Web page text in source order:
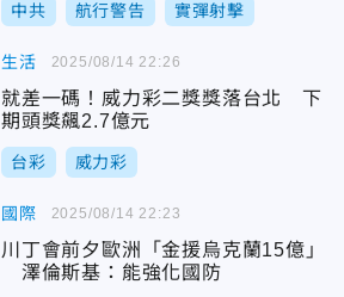
中共 航行警告 實彈射擊
生活
就差一碼！威力彩二獎獎落台北 下
期頭獎飆2.7億元
台彩 威力彩
2025/08/14 22:26
國際
川丁會前夕歐洲「金援烏克蘭15億」
澤倫斯基：能強化國防
2025/08/14 22:23